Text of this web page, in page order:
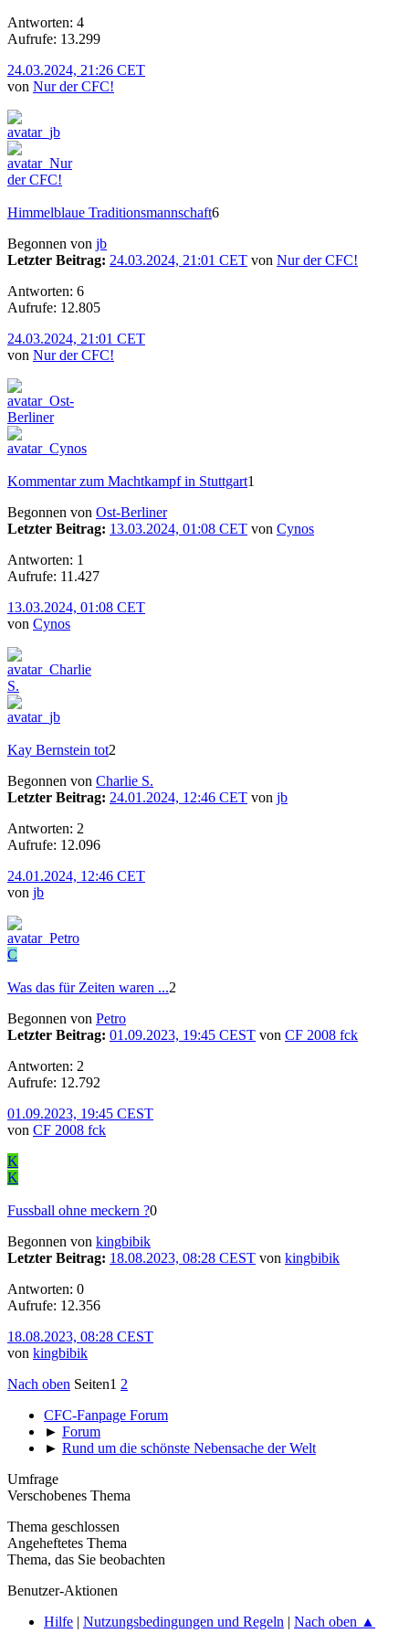
Antworten: 4
Aufrufe: 13.299
24.03.2024, 21:26 CET
von Nur der CFC!
Himmelblaue Traditionsmannschaft6
Begonnen von jb
Letzter Beitrag: 24.03.2024, 21:01 CET von Nur der CFC!
Antworten: 6
Aufrufe: 12.805
24.03.2024, 21:01 CET
von Nur der CFC!
Kommentar zum Machtkampf in Stuttgart1
Begonnen von Ost-Berliner
Letzter Beitrag: 13.03.2024, 01:08 CET von Cynos
Antworten: 1
Aufrufe: 11.427
13.03.2024, 01:08 CET
von Cynos
Kay Bernstein tot2
Begonnen von Charlie S.
Letzter Beitrag: 24.01.2024, 12:46 CET von jb
Antworten: 2
Aufrufe: 12.096
24.01.2024, 12:46 CET
von jb
C
Was das für Zeiten waren ...2
Begonnen von Petro
Letzter Beitrag: 01.09.2023, 19:45 CEST von CF 2008 fck
Antworten: 2
Aufrufe: 12.792
01.09.2023, 19:45 CEST
von CF 2008 fck
K
K
Fussball ohne meckern ?0
Begonnen von kingbibik
Letzter Beitrag: 18.08.2023, 08:28 CEST von kingbibik
Antworten: 0
Aufrufe: 12.356
18.08.2023, 08:28 CEST
von kingbibik
Nach oben Seiten1 2
CFC-Fanpage Forum
► Forum
► Rund um die schönste Nebensache der Welt
Umfrage
Verschobenes Thema
Thema geschlossen
Angeheftetes Thema
Thema, das Sie beobachten
Benutzer-Aktionen
Hilfe | Nutzungsbedingungen und Regeln | Nach oben ▲